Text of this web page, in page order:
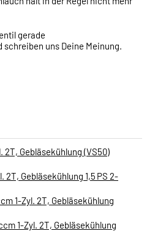
gerade
uns Deine Meinung.
2T, Gebläsekühlung (VS50)
2T, Gebläsekühlung 1,5 PS 2-
1-Zyl. 2T, Gebläsekühlung
1-Zyl. 2T, Gebläsekühlung